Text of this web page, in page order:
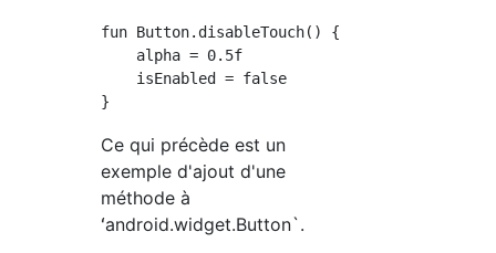
fun Button.disableTouch() {
    alpha = 0.5f
    isEnabled = false
Ce qui précède est un
exemple d'ajout d'une
méthode à
ʻandroid.widget.Button`.